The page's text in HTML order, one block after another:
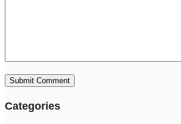
Categories